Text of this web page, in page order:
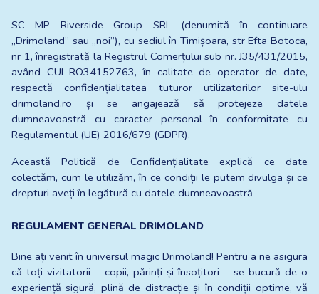
SC MP Riverside Group SRL (denumită în continuare
„Drimoland” sau „noi”), cu sediul în Timișoara, str Efta Botoca,
nr 1, înregistrată la Registrul Comerțului sub nr. J35/431/2015,
având CUI RO34152763, în calitate de operator de date,
respectă confidențialitatea tuturor utilizatorilor site-ulu
drimoland.ro și se angajează să protejeze datele
dumneavoastră cu caracter personal în conformitate cu
Regulamentul (UE) 2016/679 (GDPR).
Această Politică de Confidențialitate explică ce date
colectăm, cum le utilizăm, în ce condiții le putem divulga și ce
drepturi aveți în legătură cu datele dumneavoastră
REGULAMENT GENERAL DRIMOLAND
Bine ați venit în universul magic Drimoland! Pentru a ne asigura
că toți vizitatorii – copii, părinți și însoțitori – se bucură de o
experiență sigură, plină de distracție și în condiții optime, vă